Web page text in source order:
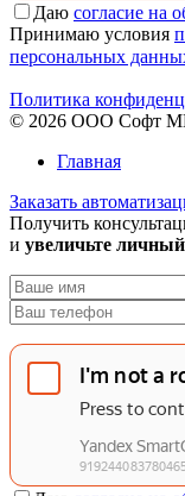
Даю согласие на
Принимаю условия
персональных
Политика
© 2026 ООО Софт
Главная
Заказать
Получить
и увеличьте личный